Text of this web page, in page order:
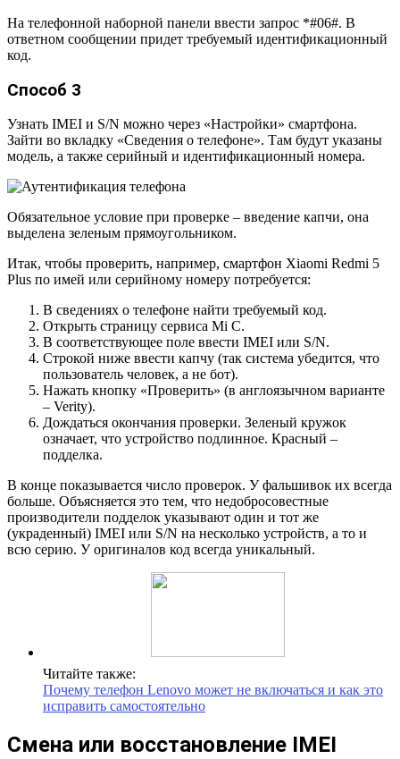
На телефонной наборной панели ввести запрос *#06#. В
ответном сообщении придет требуемый идентификационный
код.
Способ 3
Узнать IMEI и S/N можно через «Настройки» смартфона.
Зайти во вкладку «Сведения о телефоне». Там будут указаны
модель, а также серийный и идентификационный номера.
Обязательное условие при проверке – введение капчи, она
выделена зеленым прямоугольником.
Итак, чтобы проверить, например, смартфон Xiaomi Redmi 5
Plus по имей или серийному номеру потребуется:
В сведениях о телефоне найти требуемый код.
Открыть страницу сервиса Mi C.
В соответствующее поле ввести IMEI или S/N.
Строкой ниже ввести капчу (так система убедится, что
пользователь человек, а не бот).
Нажать кнопку «Проверить» (в англоязычном варианте
– Verity).
Дождаться окончания проверки. Зеленый кружок
означает, что устройство подлинное. Красный –
подделка.
В конце показывается число проверок. У фальшивок их всегда
больше. Объясняется это тем, что недобросовестные
производители подделок указывают один и тот же
(украденный) IMEI или S/N на несколько устройств, а то и
всю серию. У оригиналов код всегда уникальный.
Читайте также:
Почему телефон Lenovo может не включаться и как это
исправить самостоятельно
Смена или восстановление IMEI